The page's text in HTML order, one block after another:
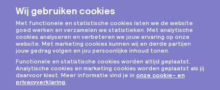
Instagram